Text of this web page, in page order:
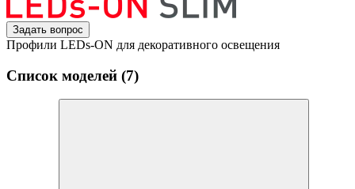
Задать вопрос
Профили LEDs-ON для декоративного освещения
Список моделей (7)